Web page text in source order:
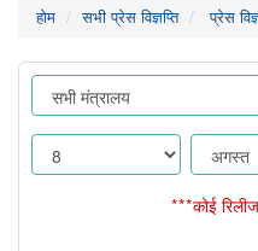
होम सभी प्रेस विज्ञप्ति प्रेस
***कोई